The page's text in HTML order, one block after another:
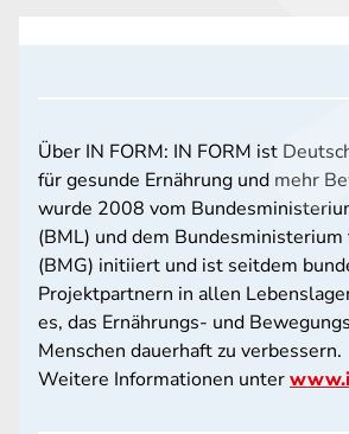
Über IN FORM: IN FORM ist
für gesunde Ernährung und mehr
wurde 2008 vom
(BML) und dem
(BMG) initiiert und ist seitdem
Projektpartnern in allen
es, das Ernährungs- und
Menschen dauerhaft zu verbessern.
Weitere Informationen unter